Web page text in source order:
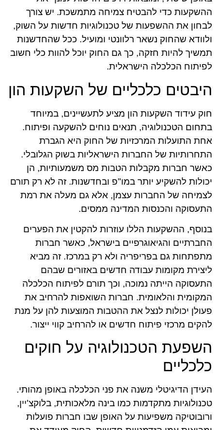
ההשקעות כדי להבטיח צמיחה מתמשכת. יש צורך
לבחון את ההשפעות של טכנולוגיות חדשות על השוק,
ולוודא שהחוק נשאר רלוונטי ומועיל. ככל שהחדשנות
תמשיך להיות חזקה, כך גם החוק יוכל להוות כלי חשוב
לפיתוח הכלכלה הישראלית.
היבטים כלכליים של השקעות הון
חוק עידוד השקעות הון מציע לתעשיינים, במיוחד
בתחום הטכנולוגיה, תנאים נוחים להשקעה ופיתוח.
אחת התועלות המרכזיות של החוק היא הגברת
התחרותיות של החברות הישראליות בשוק הגלובלי.
כאשר חברות מקבלות הטבות מס משמעותיות, הן
יכולות להשקיע יותר במו"פ ובחדשנות. זה לא רק תורם
לצמיחה של החברות עצמן, אלא גם מעלה את רמת
התעסוקה והכנסות המדינה ממסים.
בנוסף, ההשקעות הללו עוזרות להקטין את הפערים
החברתיים והגיאוגרפיים בישראל, כאשר חברות
מתפתחות גם בפריפריה ולא רק במרכז. זה מביא
ליצירת מקומות עבודה חדשים באזורים שבהם
התעסוקה הייתה נמוכה, וכך תורם לפיתוח הכלכלה
המקומית והלאומית. חברות השואפות להרחיב את
פעולן יכולות לנצל את ההטבות המוצעות להן על מנת
להקים מרכזי פיתוח חדשים או להרחיב קווי ייצור.
השפעת הטכנולוגיה על חוקים
כלכליים
העידן הדיגיטלי משנה את פני הכלכלה באופן מהותי.
טכנולוגיות מתקדמות כמו בינה מלאכותית, בלוקצ'יין,
ורובוטיקה משפיעות על האופן שבו חברות פועלות